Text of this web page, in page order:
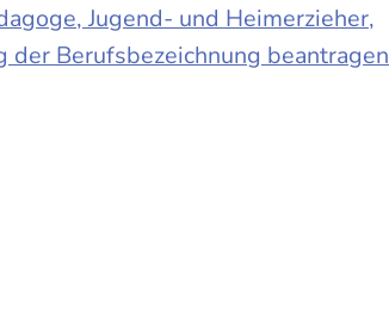
Jugend- und Heimerzieher,
der Berufsbezeichnung beantragen